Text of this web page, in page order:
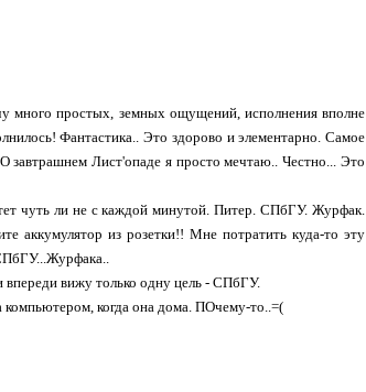
много простых, земных ощущений, исполнения вполне
Фантастика.. Это здорово и элементарно. Самое
завтрашнем Лист'опаде я просто мечтаю.. Честно... Это
чуть ли не с каждой минутой. Питер. СПбГУ. Журфак.
аккумулятор из розетки!! Мне потратить куда-то эту
вижу только одну цель - СПбГУ.
компьютером, когда она дома. ПОчему-то..=(